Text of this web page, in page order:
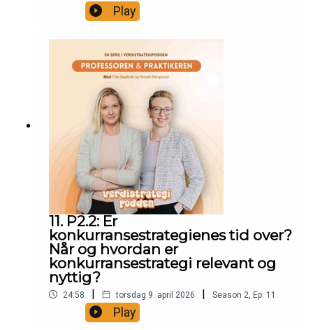
Play
11. P2.2: Er
konkurransestrategienes tid over?
Når og hvordan er
konkurransestrategi relevant og
nyttig?
24:58 | torsdag 9. april 2026 | Season 2, Ep. 11
Play